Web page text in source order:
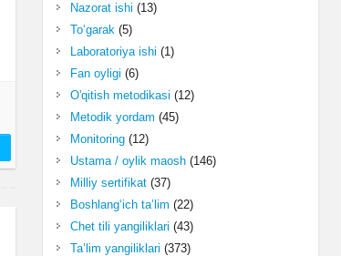
Nazorat ishi (13)
To‘garak(5)
Laboratoriya ishi (1)
Fan oyligi (6)
O'qitish metodikasi (12)
Metodik yordam (45)
Monitoring(12)
Ustama / oylik maosh(146)
Milliy sertifikat(37)
Boshlang‘ich ta’lim (22)
Chet tili yangiliklari (43)
Ta’lim yangiliklari (373)